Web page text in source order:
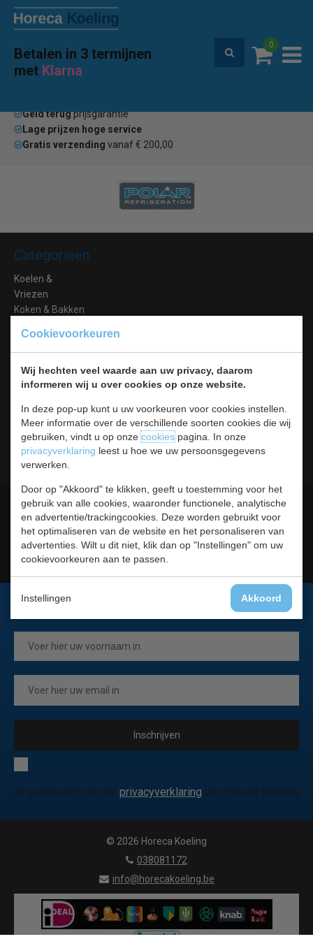
Cookievoorkeuren
Wij hechten veel waarde aan uw privacy, daarom
informeren wij u over cookies op onze website.
In deze pop-up kunt u uw voorkeuren voor cookies instellen.
Meer informatie over de verschillende soorten cookies die wij
gebruiken, vindt u op onzecookiespagina. In onze
privacyverklaring leest u hoe we uw persoonsgegevens
verwerken.
Door op "Akkoord" te klikken, geeft u toestemming voor het
gebruik van alle cookies, waaronder functionele, analytische
en advertentie/trackingcookies. Deze worden gebruikt voor
het optimaliseren van de website en het personaliseren van
advertenties. Wilt u dit niet, klik dan op "Instellingen" om uw
cookievoorkeuren aan te passen.
Instellingen Akkoord
Betalen in 3 termijnen
met Klarna
0
Premium service en garantie
Home Merken
Geld terugprijsgarantie
Lage prijzen hoge service
Gratis verzending vanaf € 200,00
Categorieën
Koelen &
Vriezen
Koken & Bakken
Warmhouden
Bar & Koffie
Buffet & tafel
Kleding
Horeca
Meubilair
RVS
Algemene voorwaarden Leveringsvoorwaarden
Privacy statement Cookies
Retour, teruggavebeleid en
Contact
Aanmelden voor de nieuwsbrief
Inschrijven
Ik ga akkoord met de privacyverklaring van Horeca Koeling
© 2026 Horeca Koeling
|
038081172
|
info@horecakoeling.be